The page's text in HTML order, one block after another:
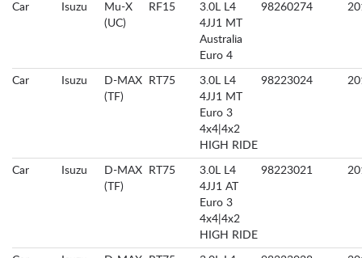
Car Isuzu
Mu-X
(UC)
RF15
3.0L L4
4JJ1 MT
Australia
Euro 4
98260274
Car Isuzu
D-MAX
(TF)
RT75
3.0L L4
4JJ1 MT
Euro 3
4x4|4x2
HIGH RIDE
98223024
Car Isuzu
D-MAX
(TF)
RT75
3.0L L4
4JJ1 AT
Euro 3
4x4|4x2
HIGH RIDE
98223021